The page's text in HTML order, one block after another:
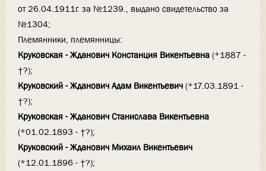
от 26.04.1911г. за №1239., выдано свидетельство за
№1304;
Племянники, племянницы:
Круковская - Жданович Констанция Викентьевна (*1887 -
†?);
Круковский - Жданович Адам Викентьевич (*17.03.1891 -
†?);
Круковская - Жданович Станислава Викентьевна
(*01.02.1893 - †?);
Круковский - Жданович Михаил Викентьевич
(*12.01.1896 - †?);